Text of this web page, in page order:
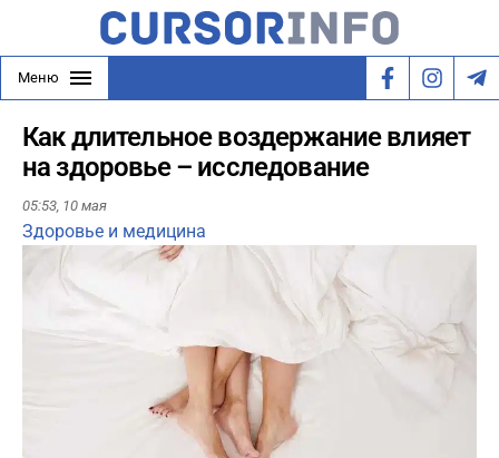
Меню
Как длительное воздержание влияет
на здоровье – исследование
05:53, 10 мая
Здоровье и медицина